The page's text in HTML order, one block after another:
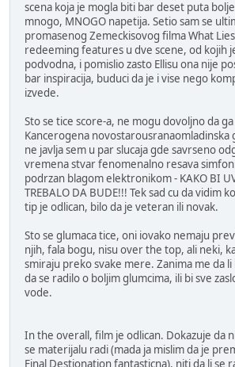
scena koja je mogla biti bar deset puta
mnogo, MNOGO napetija. Setio sam se
promasenog Zemeckisovog filma What
redeeming features u dve scene, od kojih
podvodna, i pomislio zasto Ellisu ona nije
bar inspiracija, buduci da je i vise nego
izvede.
Sto se tice score-a, ne mogu dovoljno da
Kancerogena novostarousranaomladinska
ne javlja sem u par slucaja gde savrseno
vremena stvar fenomenalno resava
podrzan blagom elektronikom - KAKO BI
TREBALO DA BUDE!!! Tek sad cu da vidim
tip je odlican, bilo da je veteran ili novak.
Sto se glumaca tice, oni iovako nemaju
njih, fala bogu, nisu over the top, ali neki,
smiraju preko svake mere. Zanima me da
da se radilo o boljim glumcima, ili bi sve
vode.
In the overall, film je odlican. Dokazuje da
se materijalu radi (mada ja mislim da je
Final Destionation fantasticna), niti da li se